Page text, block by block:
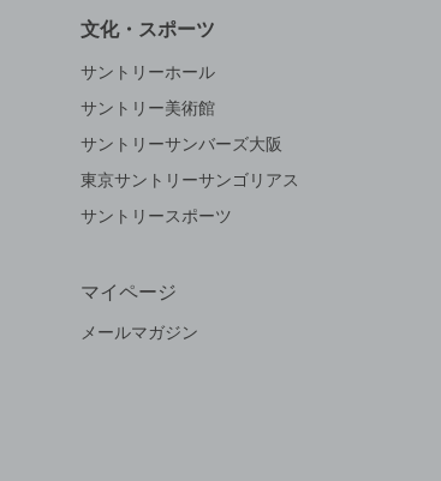
文化・スポーツ
サントリーホール
サントリー美術館
サントリーサンバーズ大阪
東京サントリーサンゴリアス
サントリースポーツ
マイページ
メールマガジン